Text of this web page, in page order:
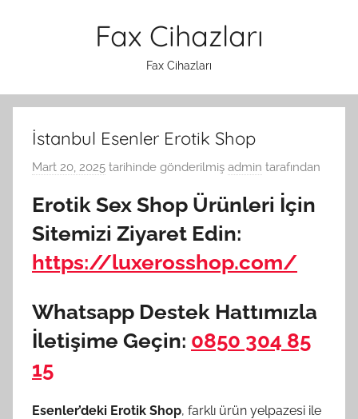
Fax Cihazları
Fax Cihazları
İstanbul Esenler Erotik Shop
Mart 20, 2025 tarihinde gönderilmiş admin tarafından
Erotik Sex Shop Ürünleri İçin
Sitemizi Ziyaret Edin:
https://luxerosshop.com/
Whatsapp Destek Hattımızla
İletişime Geçin: 0850 304 85
15
Esenler’deki Erotik Shop, farklı ürün yelpazesi ile